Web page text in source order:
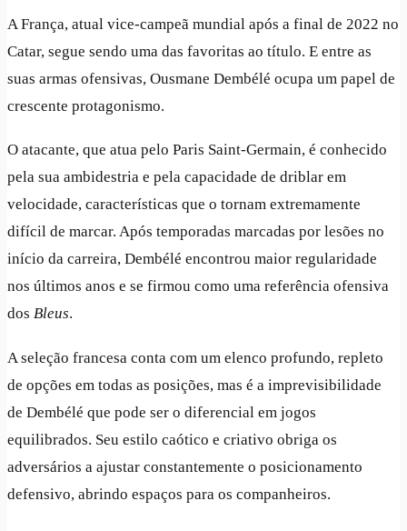
A França, atual vice-campeã mundial após a final de 2022 no
Catar, segue sendo uma das favoritas ao título. E entre as
suas armas ofensivas, Ousmane Dembélé ocupa um papel de
crescente protagonismo.
O atacante, que atua pelo Paris Saint-Germain, é conhecido
pela sua ambidestria e pela capacidade de driblar em
velocidade, características que o tornam extremamente
difícil de marcar. Após temporadas marcadas por lesões no
início da carreira, Dembélé encontrou maior regularidade
nos últimos anos e se firmou como uma referência ofensiva
dos Bleus.
A seleção francesa conta com um elenco profundo, repleto
de opções em todas as posições, mas é a imprevisibilidade
de Dembélé que pode ser o diferencial em jogos
equilibrados. Seu estilo caótico e criativo obriga os
adversários a ajustar constantemente o posicionamento
defensivo, abrindo espaços para os companheiros.